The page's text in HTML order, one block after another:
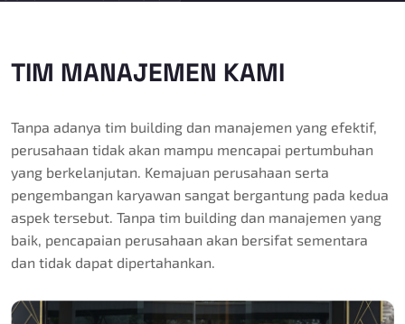
TIM MANAJEMEN KAMI
Tanpa adanya tim building dan manajemen yang efektif,
perusahaan tidak akan mampu mencapai pertumbuhan
yang berkelanjutan. Kemajuan perusahaan serta
pengembangan karyawan sangat bergantung pada kedua
aspek tersebut. Tanpa tim building dan manajemen yang
baik, pencapaian perusahaan akan bersifat sementara
dan tidak dapat dipertahankan.